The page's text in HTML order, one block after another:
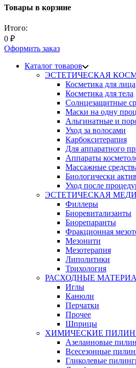
Товары в корзине
Итого:
0 ₽
Оформить заказ
Каталог товаров
ЭСТЕТИЧЕСКАЯ
Косметика для лица
Косметика для тела
Солнцезащитные
Маски на одну
Альгинатные и
Уход за волосами
Карбокситерапия
Для аппаратного
Аппараты
Массажные
Биологически
Уход после
ЭСТЕТИЧЕСКАЯ
Филлеры
Биоревитализанты
Биорепаранты
Фракционная
Мезонити
Мезотерапия
Липолитики
Трихология
РАСХОДНЫЕ
Иглы
Канюли
Перчатки
Прочее
Шприцы
ХИМИЧЕСКИЕ
Азелаиновые
Всесезонные
Гликолевые